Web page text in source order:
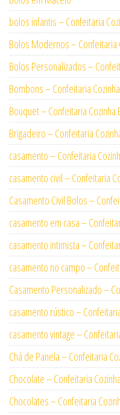
bolos infantis – Confeitaria
Bolos Modernos – Confeitaria
Bolos Personalizados –
Bombons – Confeitaria
Bouquet – Confeitaria Cozinha
Brigadeiro – Confeitaria
casamento – Confeitaria
casamento civil – Confeitaria
Casamento Civil Bolos –
casamento em casa –
casamento intimista –
casamento no campo –
Casamento Personalizado –
casamento rústico –
casamento vintage –
Chá de Panela – Confeitaria
Chocolate – Confeitaria
Chocolates – Confeitaria